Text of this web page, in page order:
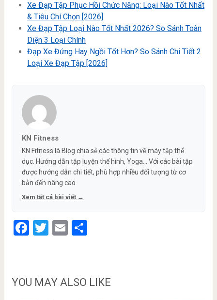
Xe Đạp Tập Phục Hồi Chức Năng: Loại Nào Tốt Nhất
& Tiêu Chí Chọn [2026]
Xe Đạp Tập Loại Nào Tốt Nhất 2026? So Sánh Toàn
Diện 3 Loại Chính
Đạp Xe Đứng Hay Ngồi Tốt Hơn? So Sánh Chi Tiết 2
Loại Xe Đạp Tập [2026]
KN Fitness
KN Fitness là Blog chia sẻ các thông tin về máy tập thể
dục. Hướng dẫn tập luyện thể hình, Yoga... Với các bài tập
được hướng dẫn chi tiết, phù hợp nhiều đối tượng từ cơ
bản đến nâng cao
Xem tất cả bài viết →
Facebook
Twitter
EmailShare
YOU MAY ALSO LIKE